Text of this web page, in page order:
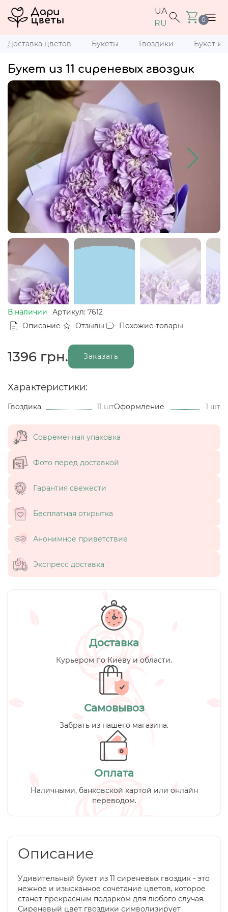
UA
RU
0
Доставка цветов Букеты Гвоздики Букет
Букет из 11 сиреневых гвоздик
В наличии
Артикул: 7612
Описание
Отзывы Похожие товары
1396 грн. Заказать
Характеристики:
Гвоздика 11 штОформление 1 шт
Современная упаковка
Фото перед доставкой
Гарантия свежести
Бесплатная открытка
Анонимное приветствие
Экспресс доставка
Доставка
Курьером по Киеву и области.
Самовывоз
Забрать из нашего магазина.
Оплата
Наличными, банковской картой или онлайн
переводом.
Описание
Удивительный букет из 11 сиреневых гвоздик - это
нежное и изысканное сочетание цветов, которое
станет прекрасным подарком для любого случая.
Сиреневый цвет гвоздики символизирует